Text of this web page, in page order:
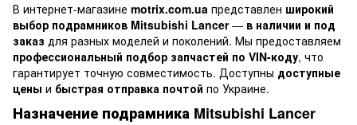
В интернет-магазине motrix.com.ua представлен широкий
выбор подрамников Mitsubishi Lancer— в наличии и под
заказ для разных моделей и поколений. Мы предоставляем
профессиональный подбор запчастей по VIN-коду, что
гарантирует точную совместимость. Доступны доступные
цены и быстрая отправка почтой по Украине.
Назначение подрамника Mitsubishi Lancer